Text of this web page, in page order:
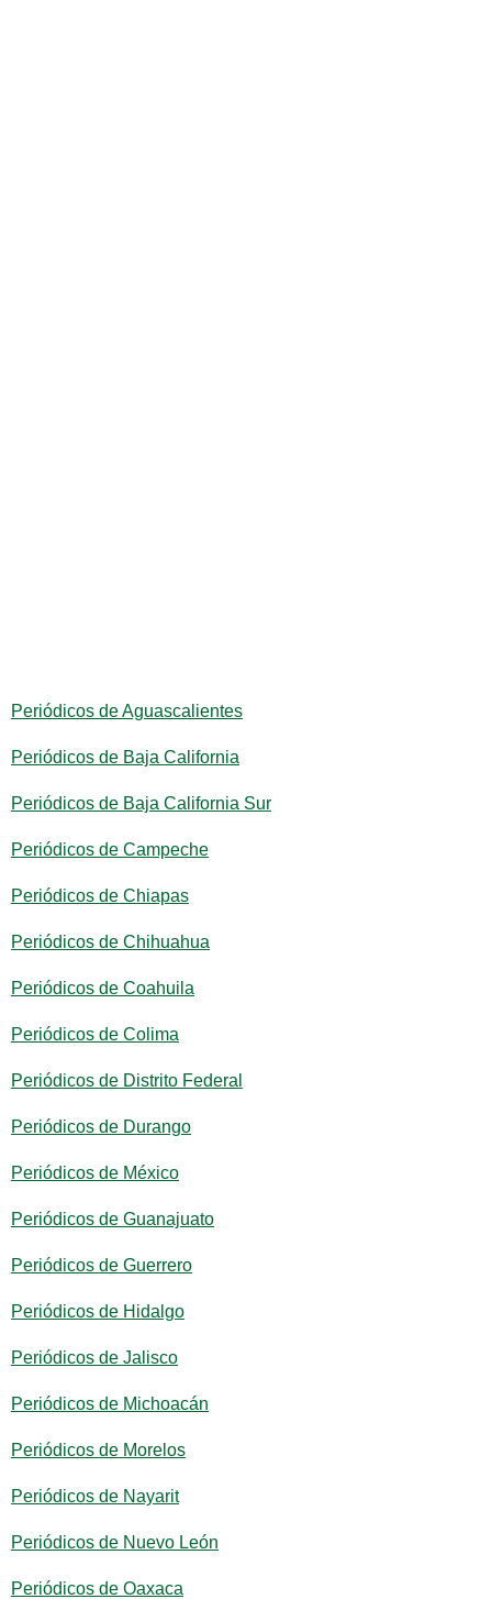
Periódicos de Aguascalientes
Periódicos de Baja California
Periódicos de Baja California Sur
Periódicos de Campeche
Periódicos de Chiapas
Periódicos de Chihuahua
Periódicos de Coahuila
Periódicos de Colima
Periódicos de Distrito Federal
Periódicos de Durango
Periódicos de México
Periódicos de Guanajuato
Periódicos de Guerrero
Periódicos de Hidalgo
Periódicos de Jalisco
Periódicos de Michoacán
Periódicos de Morelos
Periódicos de Nayarit
Periódicos de Nuevo León
Periódicos de Oaxaca